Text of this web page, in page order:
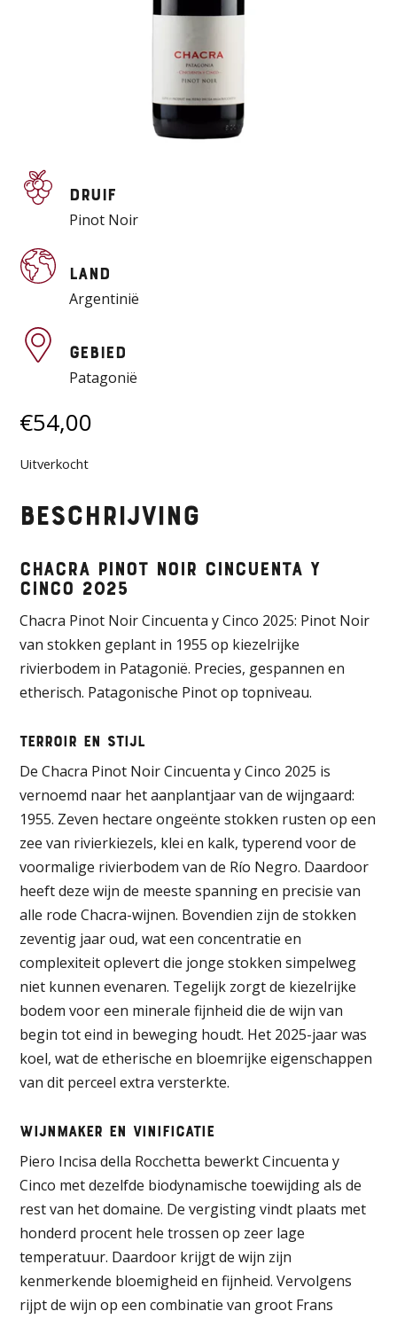
Druif
Pinot Noir
Land
Argentinië
Gebied
Patagonië
€54,00
Uitverkocht
Beschrijving
Chacra Pinot Noir Cincuenta y
Cinco 2025
Chacra Pinot Noir Cincuenta y Cinco 2025: Pinot Noir
van stokken geplant in 1955 op kiezelrijke
rivierbodem in Patagonië. Precies, gespannen en
etherisch. Patagonische Pinot op topniveau.
Terroir en stijl
De Chacra Pinot Noir Cincuenta y Cinco 2025 is
vernoemd naar het aanplantjaar van de wijngaard:
1955. Zeven hectare ongeënte stokken rusten op een
zee van rivierkiezels, klei en kalk, typerend voor de
voormalige rivierbodem van de Río Negro. Daardoor
heeft deze wijn de meeste spanning en precisie van
alle rode Chacra-wijnen. Bovendien zijn de stokken
zeventig jaar oud, wat een concentratie en
complexiteit oplevert die jonge stokken simpelweg
niet kunnen evenaren. Tegelijk zorgt de kiezelrijke
bodem voor een minerale fijnheid die de wijn van
begin tot eind in beweging houdt. Het 2025-jaar was
koel, wat de etherische en bloemrijke eigenschappen
van dit perceel extra versterkte.
Wijnmaker en vinificatie
Piero Incisa della Rocchetta bewerkt Cincuenta y
Cinco met dezelfde biodynamische toewijding als de
rest van het domaine. De vergisting vindt plaats met
honderd procent hele trossen op zeer lage
temperatuur. Daardoor krijgt de wijn zijn
kenmerkende bloemigheid en fijnheid. Vervolgens
rijpt de wijn op een combinatie van groot Frans